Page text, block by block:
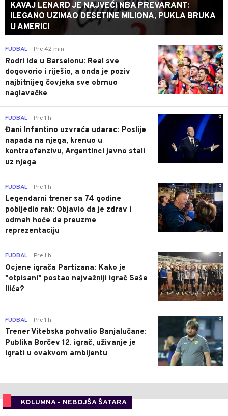
KAVAJ LENARD JE NAJVEĆI NBA PREVARANT:
ILEGANO UZIMAO DESETINE MILIONA, PUKLA BRUKA
U AMERICI
0
FUDBAL Pre 42 min
Rodri ide u Barselonu: Real sve
dogovorio i riješio, a onda je poziv
najbitnijeg čovjeka sve obrnuo
naglavačke
0
FUDBAL Pre 1 h
Đani Infantino uzvraća udarac: Poslije
napada na njega, krenuo u
kontraofanzivu, Argentinci javno stali
uz njega
0
FUDBAL Pre 1 h
Legendarni trener sa 74 godine
pobijedio rak: Objavio da je zdrav i
odmah hoće da preuzme
reprezentaciju
0
FUDBAL Pre 1 h
Ocjene igrača Partizana: Kako je
"otpisani" postao najvažniji igrač Saše
Ilića?
0
FUDBAL Pre 1 h
Trener Vitebska pohvalio Banjalučane:
Publika Borčev 12. igrač, uživanje je
igrati u ovakvom ambijentu
KOLUMNA - NEBOJŠA ŠATARA